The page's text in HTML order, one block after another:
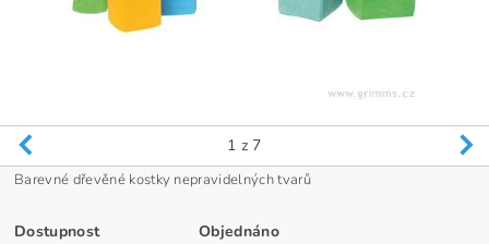
1 z 7
Barevné dřevěné kostky nepravidelných tvarů
Dostupnost Objednáno